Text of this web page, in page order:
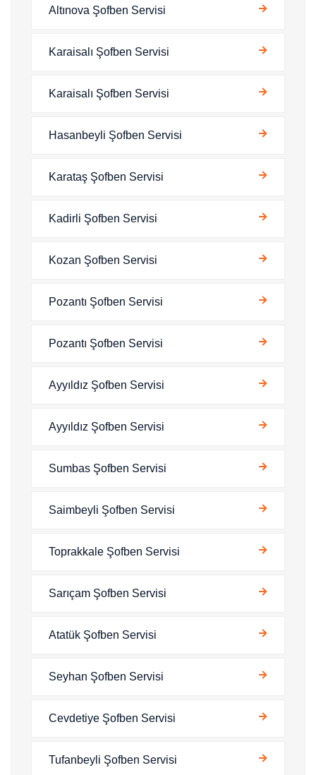
Altınova Şofben Servisi
Karaisalı Şofben Servisi
Karaisalı Şofben Servisi
Hasanbeyli Şofben Servisi
Karataş Şofben Servisi
Kadirli Şofben Servisi
Kozan Şofben Servisi
Pozantı Şofben Servisi
Pozantı Şofben Servisi
Ayyıldız Şofben Servisi
Ayyıldız Şofben Servisi
Sumbas Şofben Servisi
Saimbeyli Şofben Servisi
Toprakkale Şofben Servisi
Sarıçam Şofben Servisi
Atatük Şofben Servisi
Seyhan Şofben Servisi
Cevdetiye Şofben Servisi
Tufanbeyli Şofben Servisi